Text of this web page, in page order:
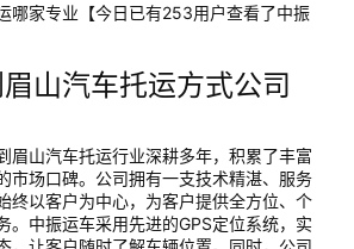
哪家专业【今日已有253用户查看了中振
山汽车托运方式公司
眉山汽车托运行业深耕多年，积累了丰富
市场口碑。公司拥有一支技术精湛、服务
终以客户为中心，为客户提供全方位、个
。中振运车采用先进的GPS定位系统，实